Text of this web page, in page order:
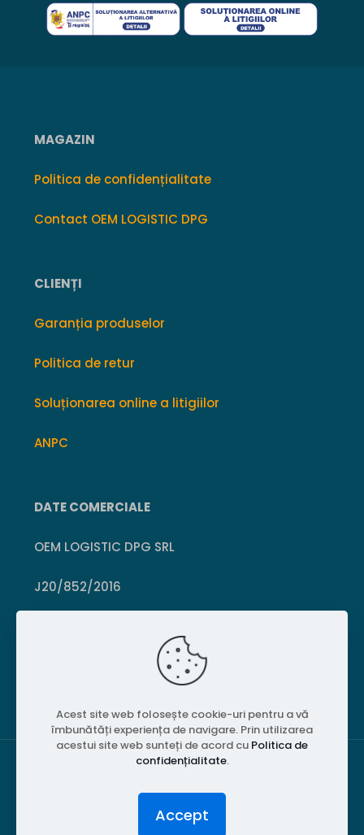
MAGAZIN
Politica de confidențialitate
Contact OEM LOGISTIC DPG
CLIENȚI
Garanția produselor
Politica de retur
Soluționarea online a litigiilor
ANPC
DATE COMERCIALE
OEM LOGISTIC DPG SRL
J20/852/2016
Crișcior, Hunedoara
Website realizat deMGT Studios
Acest site web folosește cookie-uri pentru a vă
îmbunătăți experiența de navigare. Prin utilizarea
acestui site web sunteți de acord cu Politica de
confidențialitate.
Accept